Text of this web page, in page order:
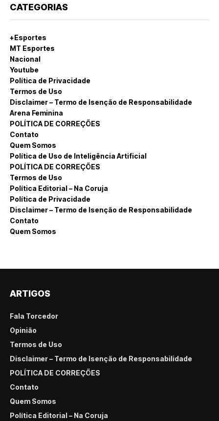
CATEGORIAS
+Esportes
MT Esportes
Nacional
Youtube
Política de Privacidade
Termos de Uso
Disclaimer – Termo de Isenção de Responsabilidade
Arena Feminina
POLÍTICA DE CORREÇÕES
Contato
Quem Somos
Política de Uso de Inteligência Artificial
POLÍTICA DE CORREÇÕES
Termos de Uso
Política Editorial – Na Coruja
Política de Privacidade
Disclaimer – Termo de Isenção de Responsabilidade
Contato
Quem Somos
ARTIGOS
Fala Torcedor
Opinião
Termos de Uso
Disclaimer – Termo de Isenção de Responsabilidade
POLÍTICA DE CORREÇÕES
Contato
Quem Somos
Política Editorial – Na Coruja